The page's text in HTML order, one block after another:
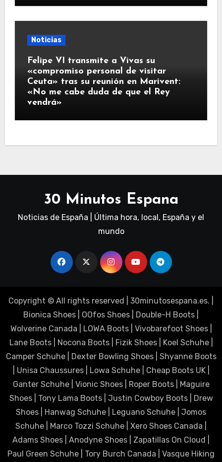
Noticias
Felipe VI transmite a Vivas su
«compromiso personal de visitar
Ceuta» tras su reunión en Marivent:
«No me cabe duda de que el Rey
vendrá»
30 Minutos Espana
Noticias de España | Última hora, local, España y el
mundo
Copyright © All rights reserved 30minutosespana.es. |
Bionica Shoes
OOfos Shoes Double-H Boots
Wolverine Canada
LOWA Boots| Vivobarefoot Shoes|
Lane Boots| Nocona Boots| Fizik Shoes| Koel Schuhe|
Camper Schuhe| Dexter Bowling Shoes| Shyanne Boots
Unisa Chaussures| Lowa Schuhe| Cheap Boots UK
Ganter Schuhe
Vionic Shoes| Roper Boots| Maguire
Shoes| Tony Lama Boots| Justin Cowboy Boots| Drew
Shoes
Hanwag Schuhe Leguano Schuhe
Jomos
Schuhe
Marco Tozzi Schuhe Xero Shoes Canada
Adams Shoes
Anodyne Shoes Zapatillas On Cloud
Paul Green Schuhe
Tory Burch Canada Vasque Hiking